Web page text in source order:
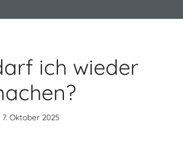
ich wieder
7. Oktober 2025